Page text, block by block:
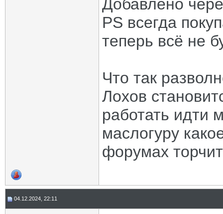
Добавлено
PS всегда
теперь всё не
Что так
Лохов
работать идти
маслогуру
форумах
04.12.2024, 22:11